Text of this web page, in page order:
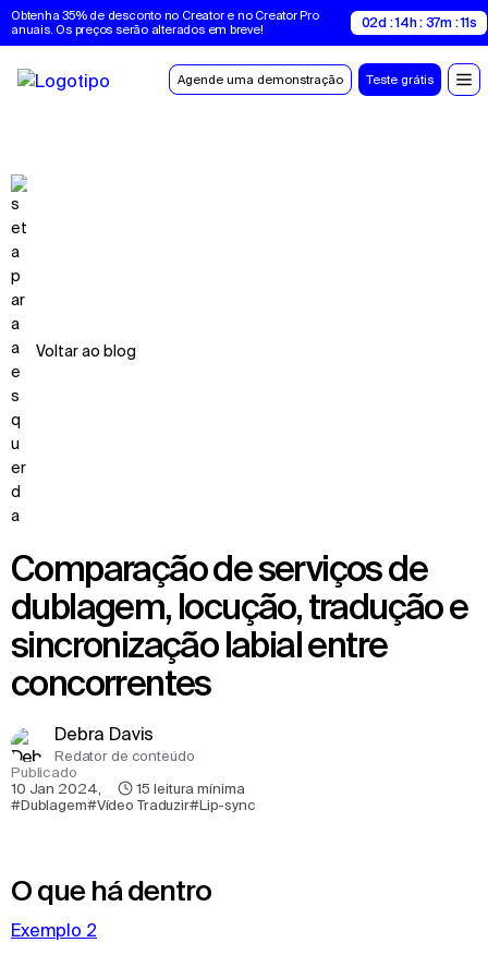
Obtenha 35% de desconto no Creator e no Creator Pro
anuais. Os preços serão alterados em breve!
02d : 14h : 37m : 10s
Agende uma demonstração Teste grátis
Voltar ao blog
Comparação de serviços de
dublagem, locução, tradução e
sincronização labial entre
concorrentes
Debra Davis
Redator de conteúdo
Publicado
10 Jan 2024, 15 leitura mínima
#Dublagem#Vídeo Traduzir#Lip-sync
O que há dentro
Exemplo 2